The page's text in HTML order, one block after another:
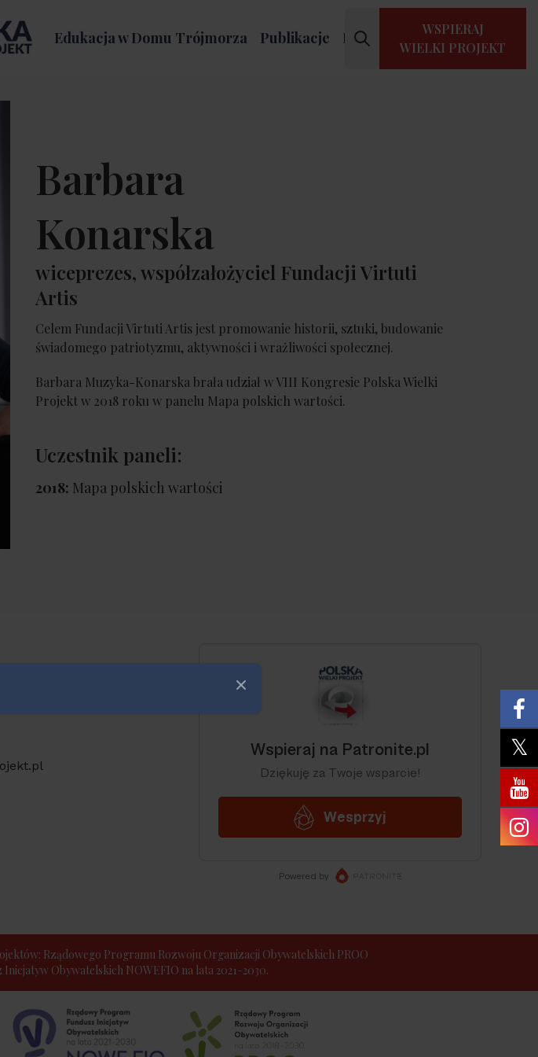
Edukacja w Domu Trójmorza Publikacje Kontakt
WSPIERAJ
WIELKI PROJEKT
Barbara
Konarska
wiceprezes, współzałożyciel Fundacji Virtuti
Artis
Celem Fundacji Virtuti Artis jest promowanie historii, sztuki, budowanie
świadomego patriotyzmu, aktywności i wrażliwości społecznej.
Barbara Muzyka-Konarska brała udział w VIII Kongresie Polska Wielki
Projekt w 2018 roku w panelu Mapa polskich wartości.
Uczestnik paneli:
2018: Mapa polskich wartości
Rządowego Programu Rozwoju Organizacji Obywatelskich PROO
Obywatelskich NOWEFIO na lata 2021-2030.
Zamknij